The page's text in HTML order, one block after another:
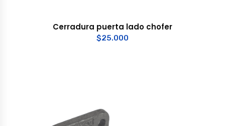
Cerradura puerta lado chofer
$25.000